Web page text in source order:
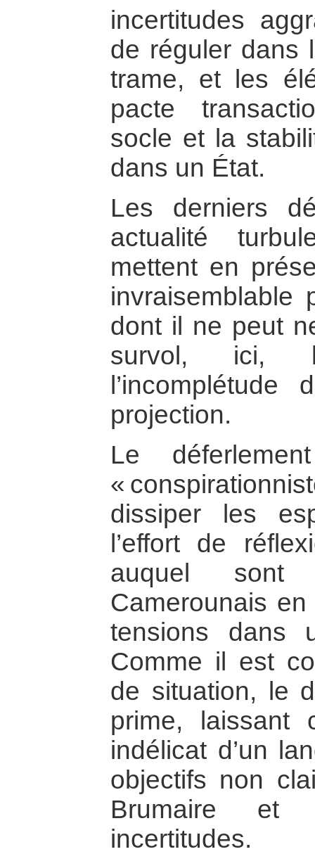
incertitudes
de réguler dans
trame, et les
pacte
socle et la
dans un État.
Les derniers
actualité
mettent en
invraisemblable
dont il ne peut
survol, ici,
projection.
Le
«
dissiper les
l’effort de
auquel
Camerounais
tensions dans
Comme il est
de situation, le
prime, laissant
indélicat d’un
objectifs non
Brumaire et
incertitudes.